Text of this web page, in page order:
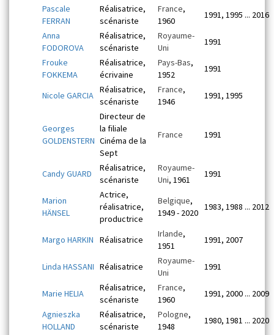
Pascale
FERRAN
Réalisatrice,
scénariste
France,
1960
1991, 1995 ... 2016
Anna
FODOROVA
Réalisatrice,
scénariste
Royaume-
Uni
1991
Frouke
FOKKEMA
Réalisatrice,
écrivaine
Pays-Bas,
1952
1991
Nicole GARCIA
Réalisatrice,
scénariste
France,
1946
1991, 1995
Georges
GOLDENSTERN
Directeur de
la filiale
Cinéma de la
Sept
France 1991
Candy GUARD
Réalisatrice,
scénariste
Royaume-
Uni, 1961
1991
Marion
HÄNSEL
Actrice,
réalisatrice,
productrice
Belgique,
1949 - 2020
1983, 1988 ... 2012
Margo HARKIN Réalisatrice
Irlande,
1951
1991, 2007
Linda HASSANI Réalisatrice
Royaume-
Uni
1991
Marie HELIA
Réalisatrice,
scénariste
France,
1960
1991, 2000 ... 2009
Agnieszka
HOLLAND
Réalisatrice,
scénariste
Pologne,
1948
1980, 1981 ... 2020